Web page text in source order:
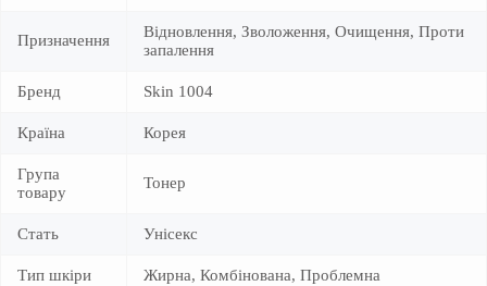
Призначення
Відновлення, Зволоження, Очищення, Проти
запалення
Бренд Skin 1004
Країна Корея
Група
товару
Тонер
Стать Унісекс
Тип шкіри Жирна, Комбінована, Проблемна